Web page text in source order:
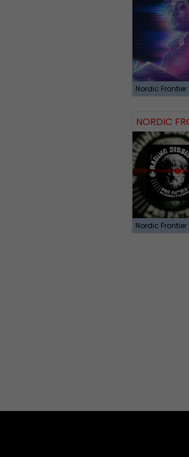
Nordic Frontier
NORDIC
Nordic Frontier